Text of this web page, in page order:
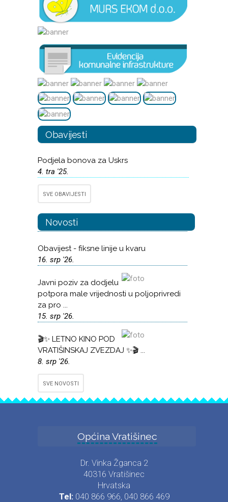
Obavijesti
Podjela bonova za Uskrs
4. tra '25.
SVE OBAVIJESTI
Novosti
Obavijest - fiksne linije u kvaru
16. srp '26.
Javni poziv za dodjelu
potpora male vrijednosti u poljoprivredi
za pro ...
15. srp '26.
🎬✨ LETNO KINO POD
VRATIŠINSKAJ ZVEZDAJ ✨🎬 ...
8. srp '26.
SVE NOVOSTI
Općina Vratišinec
Dr. Vinka Žganca 2
40316 Vratišinec
Hrvatska
Tel: 040 866 966, 040 866 469